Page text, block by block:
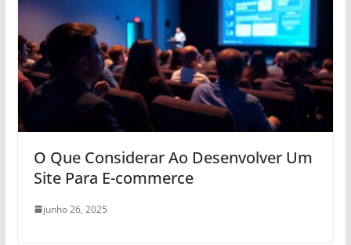
O Que Considerar Ao Desenvolver Um
Site Para E-commerce
junho 26, 2025